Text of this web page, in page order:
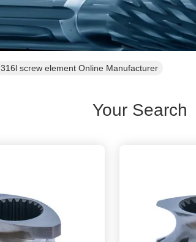
316l screw element Online Manufacturer
Your Search